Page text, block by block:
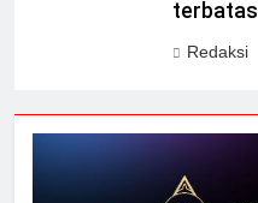
terbatas
Redaksi